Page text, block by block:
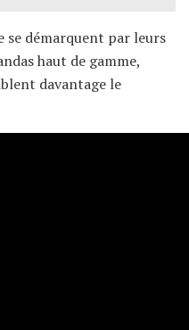
se démarquent par leurs
haut de gamme,
davantage le